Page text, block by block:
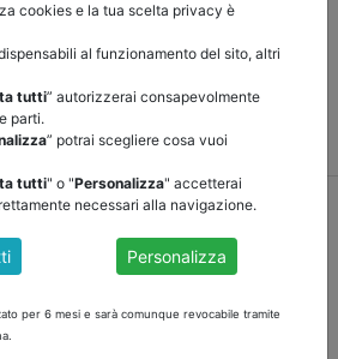
VEDI TUTTE
/torna indietro
DI DELIBERAZIONE
SCHEMA DI BILANCIO
cookies e la tua scelta privacy è
al funzionamento del sito, altri
tutti” autorizzerai consapevolmente
parti.
” potrai scegliere cosa vuoi
tutti" o "Personalizza" accetterai
necessari alla navigazione.
Personalizza
per 6 mesi e sarà comunque revocabile tramite